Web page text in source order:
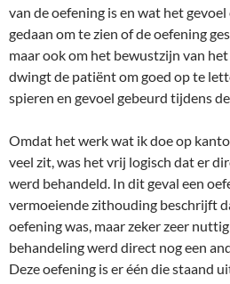
van de oefening is en wat het
gedaan om te zien of de oefening
maar ook om het bewustzijn van
dwingt de patiënt om goed op te
spieren en gevoel gebeurd tijdens
Omdat het werk wat ik doe op
veel zit, was het vrij logisch dat er
werd behandeld. In dit geval een
vermoeiende zithouding beschrijft
oefening was, maar zeker zeer
behandeling werd direct nog een
Deze oefening is er één die staand